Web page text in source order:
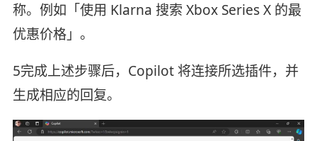
称。例如「使用 Klarna 搜索 Xbox Series X 的最
优惠价格」。
5完成上述步骤后，Copilot 将连接所选插件，并
生成相应的回复。